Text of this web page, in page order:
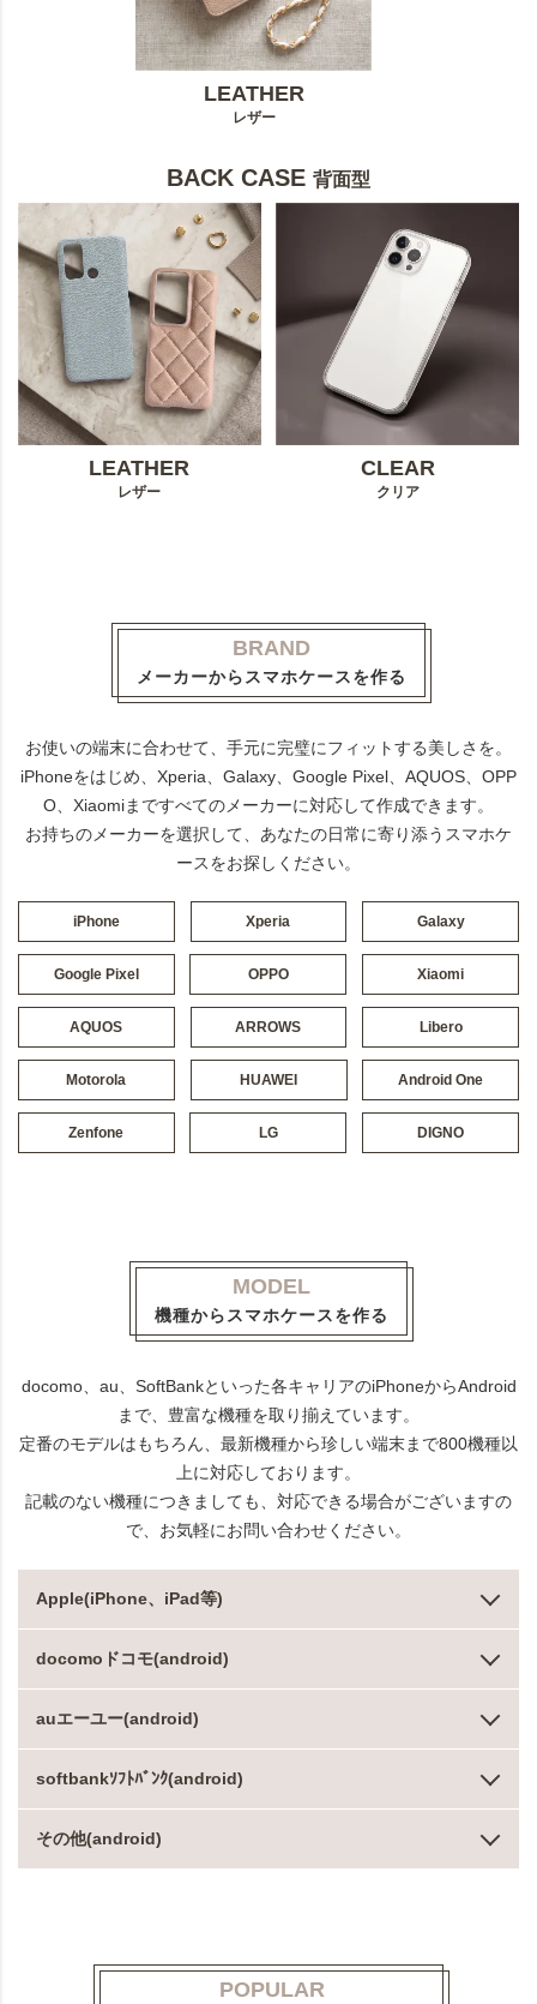
LEATHER
レザー
BACK CASE 背面型
LEATHER
レザー
CLEAR
クリア
BRAND
メーカーからスマホケースを作る
お使いの端末に合わせて、手元に完璧にフィットする美しさを。
iPhoneをはじめ、Xperia、Galaxy、Google Pixel、AQUOS、OPP
O、Xiaomiまですべてのメーカーに対応して作成できます。
お持ちのメーカーを選択して、あなたの日常に寄り添うスマホケ
ースをお探しください。
iPhone Xperia Galaxy
Google Pixel OPPO Xiaomi
AQUOS ARROWS Libero
Motorola HUAWEI Android One
Zenfone LG DIGNO
MODEL
機種からスマホケースを作る
docomo、au、SoftBankといった各キャリアのiPhoneからAndroid
まで、豊富な機種を取り揃えています。
定番のモデルはもちろん、最新機種から珍しい端末まで800機種以
上に対応しております。
記載のない機種につきましても、対応できる場合がございますの
で、お気軽にお問い合わせください。
Apple(iPhone、iPad等)
docomoドコモ(android)
auエーユー(android)
softbankｿﾌﾄﾊﾞﾝｸ(android)
その他(android)
POPULAR